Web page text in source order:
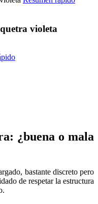
violeta
¿buena o mala
bastante discreto pero
de respetar la estructura